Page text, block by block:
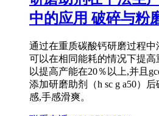
中的应用 破碎与粉
通过在重质碳酸钙研磨过程中
可以在相同能耗的情况下提
以提高产能在20％以上,并且
添加研磨助剂（h sc g a50）
感,手感滑爽。